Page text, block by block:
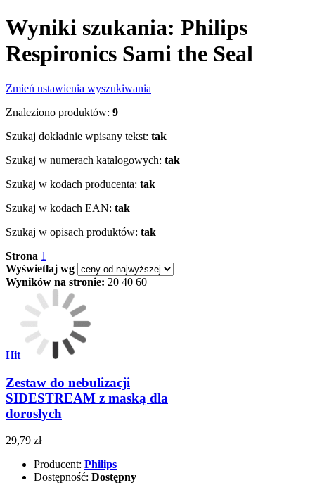
Wyniki szukania: Philips
Respironics Sami the Seal
Zmień ustawienia wyszukiwania
Znaleziono produktów: 9
Szukaj dokładnie wpisany tekst: tak
Szukaj w numerach katalogowych: tak
Szukaj w kodach producenta: tak
Szukaj w kodach EAN: tak
Szukaj w opisach produktów: tak
Strona 1
Wyświetlaj wg
Wyników na stronie: 20 40 60
Hit
Zestaw do nebulizacji
SIDESTREAM z maską dla
dorosłych
29,79 zł
Producent: Philips
Dostępność: Dostępny